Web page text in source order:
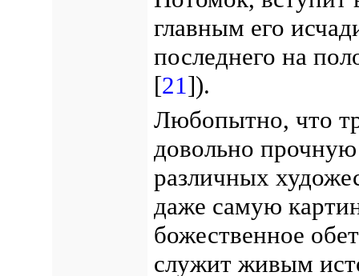
главным его
последнего на
[21]).
Любопытно, что
довольно
различных
даже самую
божественное
служит живым